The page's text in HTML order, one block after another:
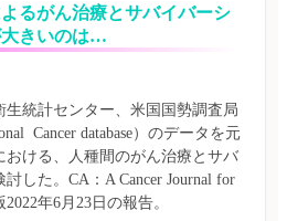
るがん治療とサバイバーシ
大きいのは…
生統計センター、米国国勢調査局
Cancer database）のデータを元
おける、人種間のがん治療とサバ
した。CA：A Cancer Journal for